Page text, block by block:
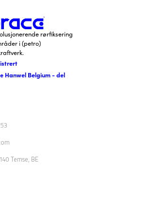
rørfiksering
i (petro)
Hanwel Belgium - del
Temse, BE